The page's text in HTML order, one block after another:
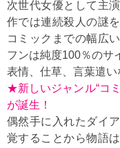
次世代女優として主
作では連続殺人の謎
コミックまでの幅広
フンは純度100％のサ
表情、仕草、言葉遣い
★新しいジャンル“コ
が誕生！
偶然手に入れたダイ
覚することから物語